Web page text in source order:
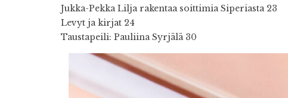
Jukka-Pekka Lilja rakentaa soittimia Siperiasta 23
Levyt ja kirjat 24
Taustapeili: Pauliina Syrjälä 30